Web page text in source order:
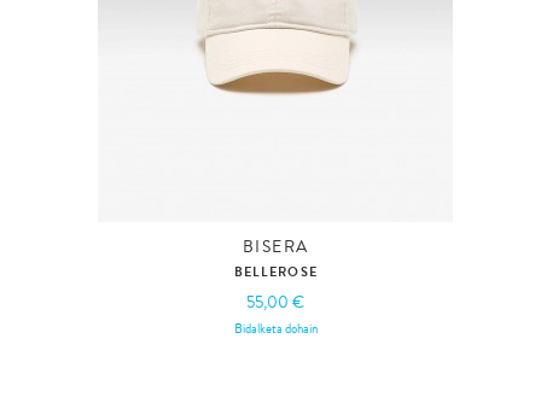
BISERA
BELLEROSE
55,00 €
Bidalketa dohain